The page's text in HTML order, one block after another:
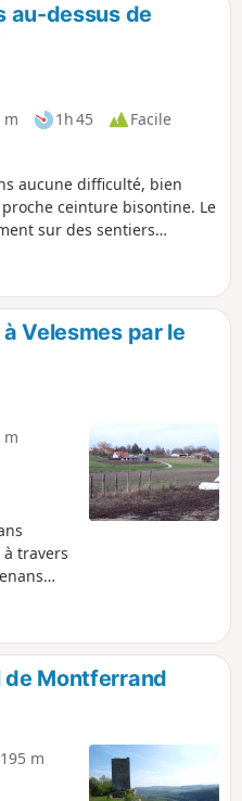
au-dessus de
m 1h 45
Facile
aucune difficulté, bien
ceinture bisontine. Le
sur des sentiers
de belles futaies et en
sur les premiers
de Châteaufarine.
Velesmes par le
m
travers
de Montferrand
m